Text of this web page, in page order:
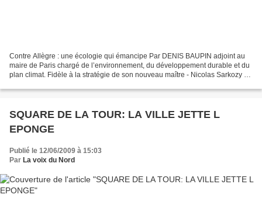
Contre Allègre : une écologie qui émancipe Par DENIS BAUPIN adjoint au
maire de Paris chargé de l’environnement, du développement durable et du
plan climat. Fidèle à la stratégie de son nouveau maître - Nicolas Sarkozy -,
SQUARE DE LA TOUR: LA VILLE JETTE L
EPONGE
Publié le 12/06/2009 à 15:03
Par La voix du Nord